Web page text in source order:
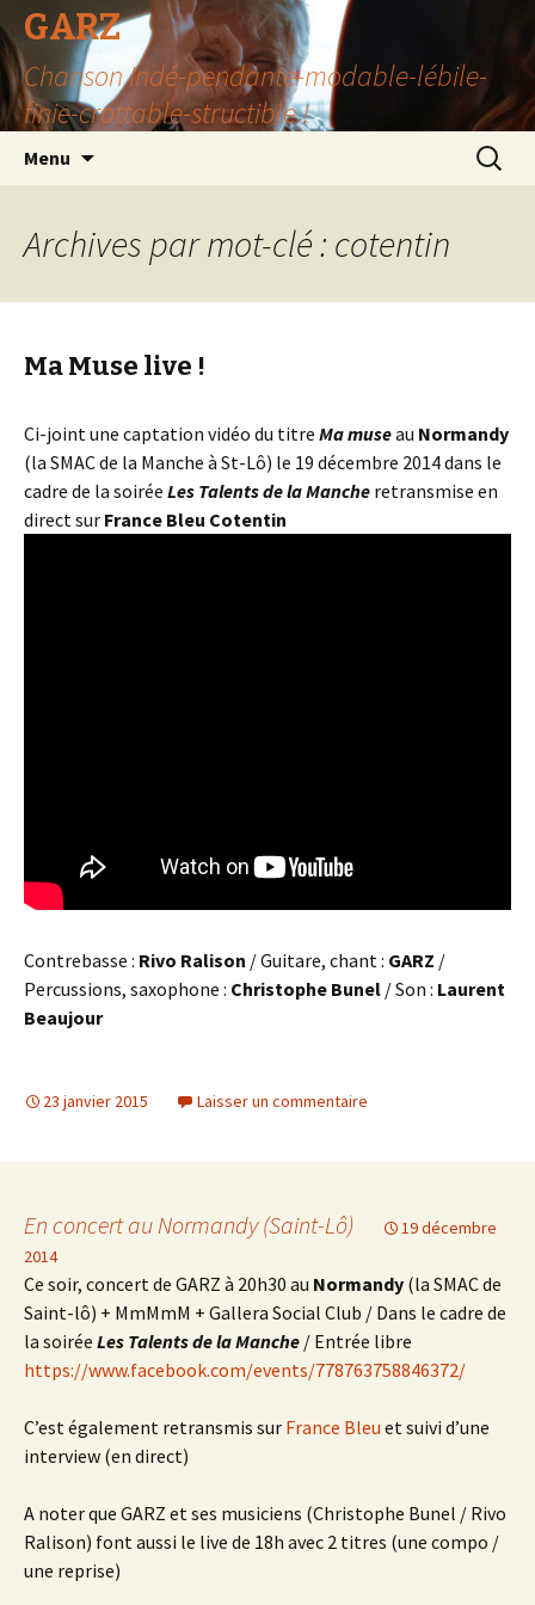
GARZ
Chanson Indé-pendante-modable-lébile-
finie-crottable-structible !
Menu
Archives par mot-clé : cotentin
Ma Muse live !
Ci-joint une captation vidéo du titre Ma museau Normandy
(la SMAC de la Manche à St-Lô) le 19 décembre 2014 dans le
cadre de la soirée Les Talents de la Manche retransmise en
direct sur France Bleu Cotentin
Contrebasse : Rivo Ralison / Guitare, chant : GARZ /
Percussions, saxophone : Christophe Bunel / Son : Laurent
Beaujour
23 janvier 2015 Laisser un commentaire
En concert au Normandy (Saint-Lô)
19 décembre
2014
Ce soir, concert de GARZ à 20h30 au Normandy (la SMAC de
Saint-lô) + MmMmM + Gallera Social Club / Dans le cadre de
la soirée Les Talents de la Manche / Entrée libre
https://www.facebook.com/events/778763758846372/
C’est également retransmis sur France Bleu et suivi d’une
interview (en direct)
A noter que GARZ et ses musiciens (Christophe Bunel / Rivo
Ralison) font aussi le live de 18h avec 2 titres (une compo /
une reprise)